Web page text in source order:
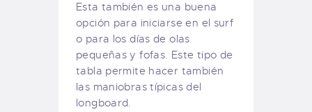
Esta también es una buena
opción para iniciarse en el surf
o para los días de olas
pequeñas y fofas. Este tipo de
tabla permite hacer también
las maniobras típicas del
longboard.